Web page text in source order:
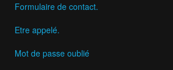
Formulaire de contact.
Etre appelé.
Mot de passe oublié